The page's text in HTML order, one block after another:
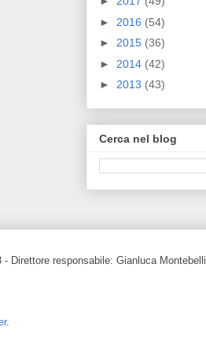
► 2016 (54)
► 2015 (36)
► 2014 (42)
► 2013 (43)
Cerca nel blog
Direttore responsabile: Gianluca Montebelli
.